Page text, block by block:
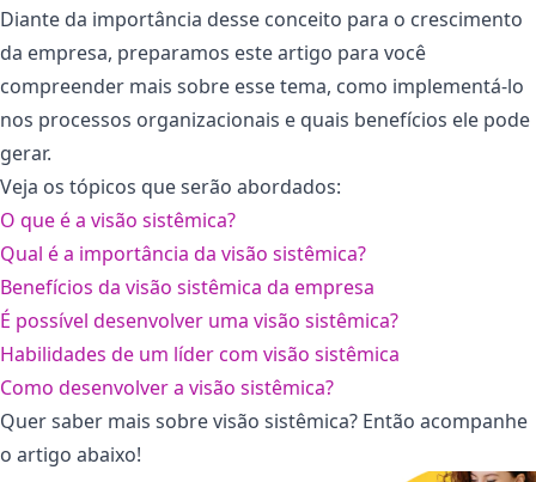
Diante da importância desse conceito para o crescimento
da empresa, preparamos este artigo para você
compreender mais sobre esse tema, como implementá-lo
nos processos organizacionais e quais benefícios ele pode
gerar.
Veja os tópicos que serão abordados:
O que é a visão sistêmica?
Qual é a importância da visão sistêmica?
Benefícios da visão sistêmica da empresa
É possível desenvolver uma visão sistêmica?
Habilidades de um líder com visão sistêmica
Como desenvolver a visão sistêmica?
Quer saber mais sobre visão sistêmica? Então acompanhe
o artigo abaixo!